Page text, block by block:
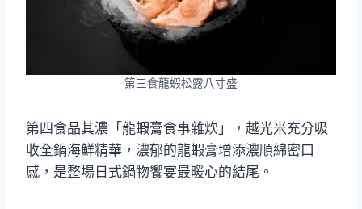
第三食龍蝦松露八寸盛
第四食品其濃「龍蝦膏食事雜炊」，越光米充分吸
收全鍋海鮮精華，濃郁的龍蝦膏增添濃順綿密口
感，是整場日式鍋物饗宴最暖心的結尾。